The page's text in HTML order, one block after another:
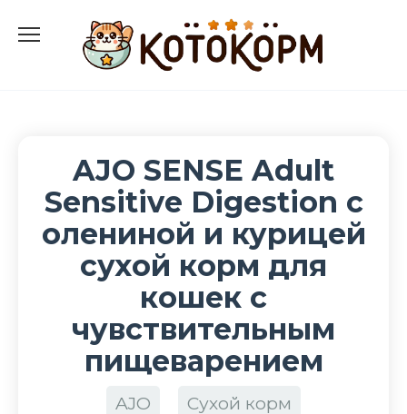
содержанию
AJO SENSE Adult
Sensitive Digestion с
олениной и курицей
сухой корм для
кошек с
чувствительным
пищеварением
AJO
Сухой корм